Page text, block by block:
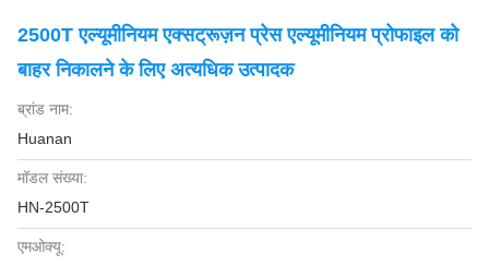
2500T एल्यूमीनियम एक्सट्रूज़न प्रेस एल्यूमीनियम प्रोफाइल को
बाहर निकालने के लिए अत्यधिक उत्पादक
ब्रांड नाम:
Huanan
मॉडल संख्या:
HN-2500T
एमओक्यू: